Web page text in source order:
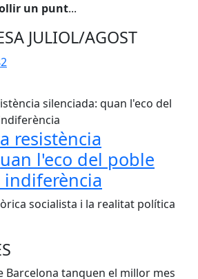
un punt...
JULIOL/AGOST
resistència
l'eco del poble
indiferència
socialista i la realitat política